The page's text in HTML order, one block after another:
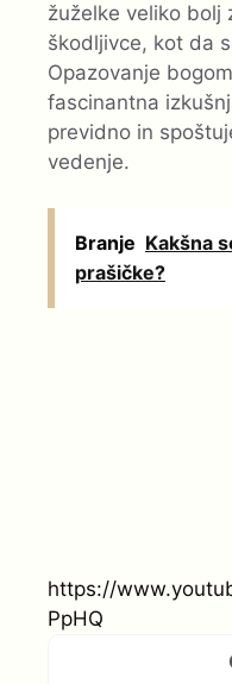
žuželke veliko bolj
škodljivce, kot da
Opazovanje
fascinantna
previdno in
vedenje.
Branje Kakšna
prašičke?
https://
PpHQ